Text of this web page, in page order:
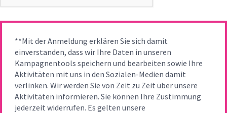
**Mit der Anmeldung erklären Sie sich damit
einverstanden, dass wir Ihre Daten in unseren
Kampagnentools speichern und bearbeiten sowie Ihre
Aktivitäten mit uns in den Sozialen-Medien damit
verlinken. Wir werden Sie von Zeit zu Zeit über unsere
Aktivitäten informieren. Sie können Ihre Zustimmung
jederzeit widerrufen. Es gelten unsere